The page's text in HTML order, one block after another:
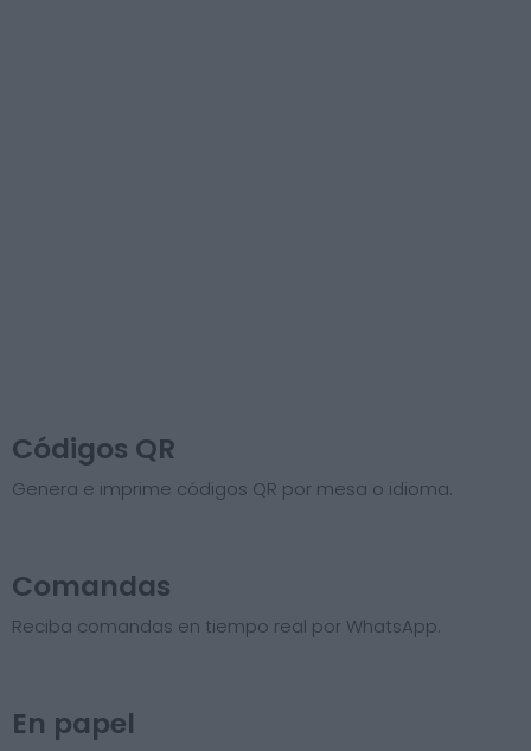
Códigos QR
Genera e imprime códigos QR por mesa o idioma.
Comandas
Reciba comandas en tiempo real por WhatsApp.
En papel